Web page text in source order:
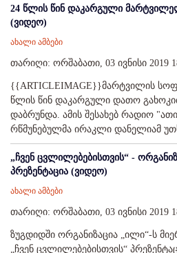
24 წლის წინ დაკარგული
(ვიდეო)
ახალი ამბები
თარიღი: ორშაბათი, 03 ივნისი 2019
{{ARTICLEIMAGE}}მარტვილის
წლის წინ დაკარგული დათო
დაბრუნდა. ამის შესახებ რადიო
რწმუნებულმა ირაკლი დანელიამ
„ჩვენ ცვლილებებისთვის“ -
პრეზენტაცია (ვიდეო)
ახალი ამბები
თარიღი: ორშაბათი, 03 ივნისი 2019
ზუგდიდში ორგანიზაცია „ილი“-ს
„ჩვენ ცვლილებებისთვის“